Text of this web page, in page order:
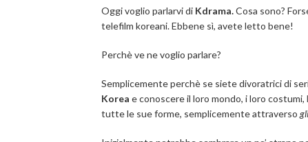
Oggi voglio parlarvi di Kdrama.Cosa sono?
telefilm koreani. Ebbene sì, avete letto bene!
Perchè ve ne voglio parlare?
Semplicemente perchè se siete divoratrici di
Korea e conoscere il loro mondo, i loro
tutte le sue forme, semplicemente attraverso